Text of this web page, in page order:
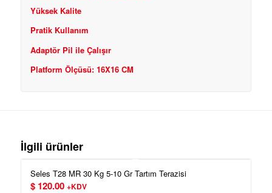
Yüksek Kalite
Pratik Kullanım
Adaptör Pil ile Çalışır
Platform Ölçüsü: 16X16 CM
İlgili ürünler
Seles T28 MR 30 Kg 5-10 Gr Tartım Terazisi
$120.00 +KDV